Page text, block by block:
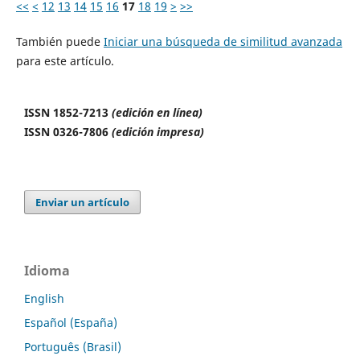
<< < 12 13 14 15 16 17 18 19 > >>
También puede Iniciar una búsqueda de similitud avanzada
para este artículo.
ISSN 1852-7213 (edición en línea)
ISSN 0326-7806 (edición impresa)
Enviar un artículo
Idioma
English
Español (España)
Português (Brasil)